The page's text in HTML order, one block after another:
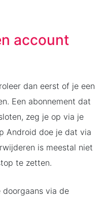
account
dan eerst of je een
Een abonnement dat
zeg je op via je
Android doe je dat via
is meestal niet
te zetten.
via de